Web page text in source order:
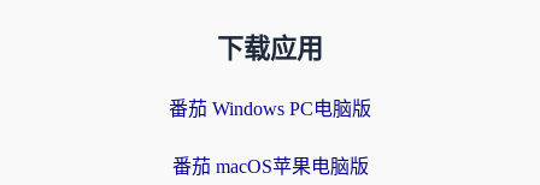
下载应用
番茄 Windows PC电脑版
番茄 macOS苹果电脑版